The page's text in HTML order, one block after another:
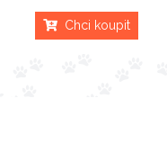
Chci koupit